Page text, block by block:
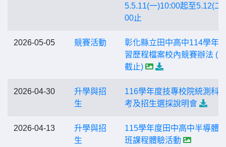
5.5.11(一)10:00起至5.12(二
00止
2026-05-05 競賽活動
彰化縣立田中高中114學年
習歷程檔案校內競賽辦法
截止)
2026-04-30
升學與招
生
116學年度技專校院統測科
考及招生選採說明會
2026-04-13
升學與招
生
115學年度田中高中半導體
班課程體驗活動